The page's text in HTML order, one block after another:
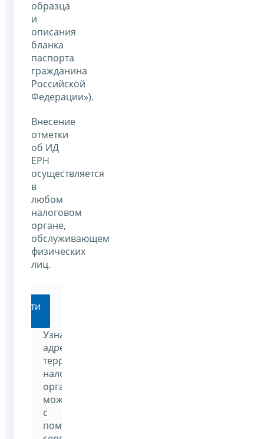
образца
и
описания
бланка
паспорта
гражданина
Российской
Федерации»).
Внесение
отметки
об ИД
ЕРН
осуществляется
в
любом
налоговом
органе,
обслуживающем
физических
лиц.
Перейти
Узнать
адрес
территориального
налогового
органа
можно
с
помощью